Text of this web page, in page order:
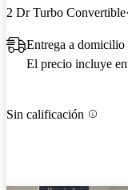
2 Dr Turbo Convertible
Entrega a domicilio
El precio incluye
Sin calificación